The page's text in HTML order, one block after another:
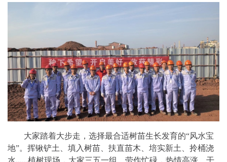
大家踏着大步走，选择最合适树苗生长发育的“风水宝
地”。挥锹铲土、填入树苗、扶直苗木、培实新土、拎桶浇